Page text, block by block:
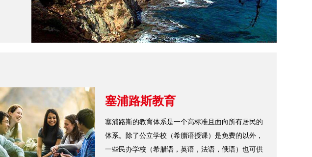
塞浦路斯教育
塞浦路斯的教育体系是一个高标准且面向所有居民的
体系。除了公立学校（希腊语授课）是免费的以外，
一些民办学校（希腊语，英语，法语，俄语）也可供